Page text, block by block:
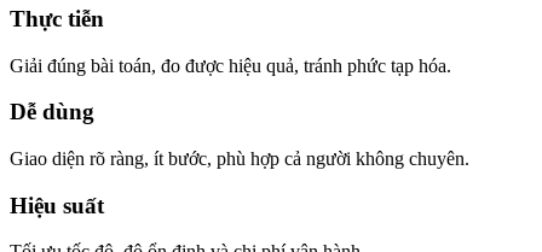
Thực tiễn
Giải đúng bài toán, đo được hiệu quả, tránh phức tạp hóa.
Dễ dùng
Giao diện rõ ràng, ít bước, phù hợp cả người không chuyên.
Hiệu suất